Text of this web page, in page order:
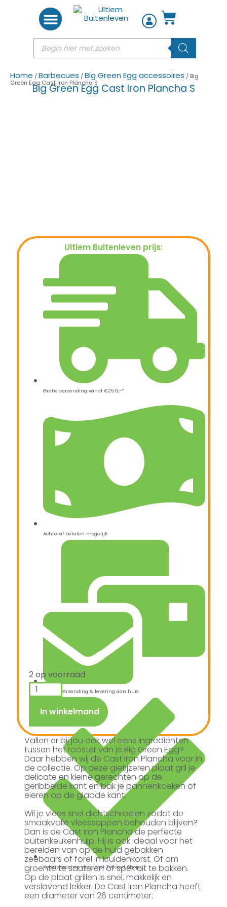
Home /Barbecues /Big Green Egg accessoires / Big
Green Egg Cast Iron Plancha S
Big Green Egg Cast Iron Plancha S
Ultiem Buitenleven prijs:
Gratis verzending vanaf €250,-*
Achteraf betalen mogelijk
Snelle verzending & levering aan huis
Kopersbescherming met Trusted Shops
2 op voorraad
In winkelmand
Vallen er bij jou ook wel eens ingrediënten
tussen het rooster van je Big Green Egg?
Daar hebben wij de Cast Iron Plancha voor in
de collectie. Op deze gietijzeren plaat gril je
delicate en kleine gerechten op de
geribbelde kant en bak je pannenkoeken of
eieren op de gladde kant.
Wil je vlees snel dichtschroeien zodat de
smaakvolle vleessappen behouden blijven?
Dan is de Cast Iron Plancha de perfecte
buitenkeukenhulp. Hij is ook ideaal voor het
bereiden van op de huid gebakken
zeebaars of forel in kruidenkorst. Of om
groente te sauteren of spek uit te bakken.
Op de plaat grillen is snel, makkelijk en
verslavend lekker. De Cast Iron Plancha heeft
een diameter van 26 centimeter.